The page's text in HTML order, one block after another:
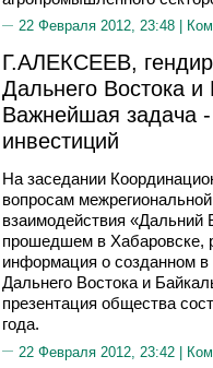
22 Февраля 2012, 23:48 |
Г.АЛЕКСЕЕВ,
Дальнего Востока и
Важнейшая задача
инвестиций
На заседании
вопросам
взаимодействия
прошедшем в Хабаровске,
информация о созданном
Дальнего Востока и
презентация общества
года.
22 Февраля 2012, 23:42 |